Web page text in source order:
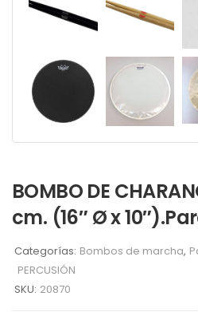
BOMBO DE
cm. (16″ Ø x
Categorías: Bombos de marcha,
PERCUSIÓN
SKU: 20870